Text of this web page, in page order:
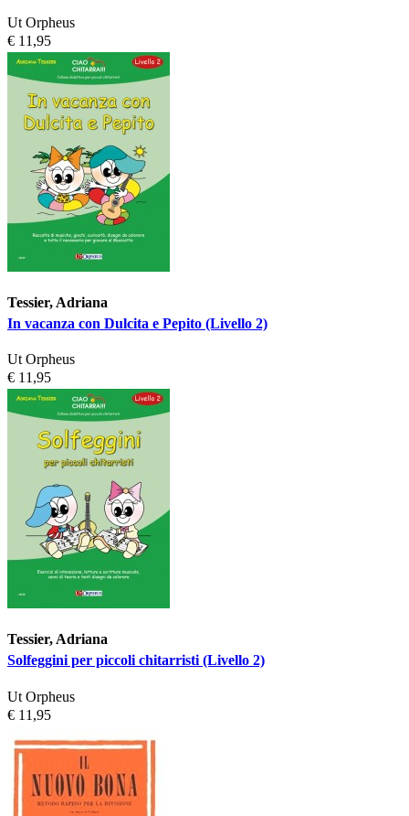
Ut Orpheus
€ 11,95
Tessier, Adriana
In vacanza con Dulcita e Pepito (Livello 2)
Ut Orpheus
€ 11,95
Tessier, Adriana
Solfeggini per piccoli chitarristi (Livello 2)
Ut Orpheus
€ 11,95